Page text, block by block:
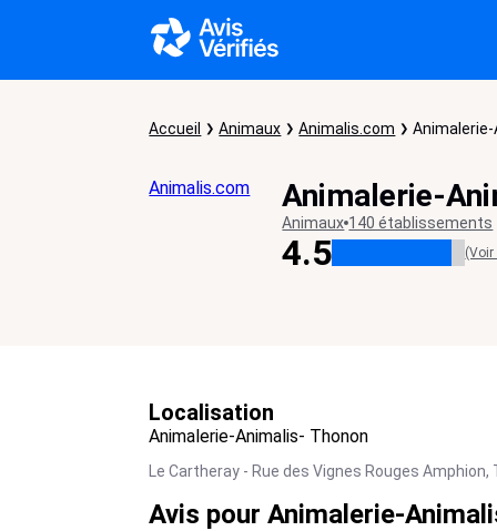
Accueil Animaux Animalis.com
Animalis.com Animalerie-
Animaux 140 établissements
4.5 (Voir
Localisation
Animalerie-Animalis- Thonon
Le Cartheray - Rue des Vignes Rouges Amphion,
Avis pour Animalerie-